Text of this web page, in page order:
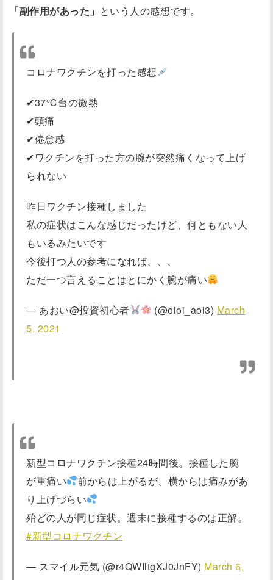
「副作用があった」 という人の感想です。
コロナワクチンを打った感想
✔︎37℃台の微熱
✔︎頭痛
✔︎倦怠感
✔︎ワクチンを打った方の腕が突然痛くなって上げ
られない
昨日ワクチン接種しました
私の症状はこんな感じだったけど、何ともない人
もいるみたいです
今後打つ人の参考になれば、、、
ただ一つ言えることはとにかく腕が痛い
— あおい@投資初心者 (@oioi_aoi3) March
5, 2021
新型コロナワクチン接種24時間後。接種した腕
が重痛い
前からは上がるが、横からは痛みがあ
り上げづらい
殆どの人が同じ症状。週末に接種するのは正解。
#新型コロナワクチン
— スマイル元気 (@r4QWIltgXJ0JnFY) March 6,